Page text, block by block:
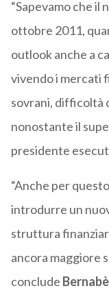
“Sapevamo che
ottobre 2011,
outlook anche a
vivendo i mercati
sovrani, difficoltà
nonostante il
presidente
“Anche per
introdurre un
struttura
ancora maggiore
conclude